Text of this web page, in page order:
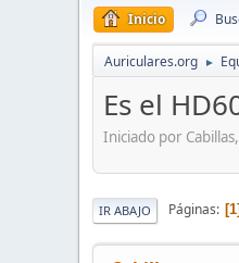
Inicio
Auriculares.org ►
Es el
Iniciado por
IR ABAJO Páginas 1